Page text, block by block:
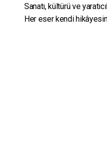
Sanatı, kültürü ve
Her eser kendi